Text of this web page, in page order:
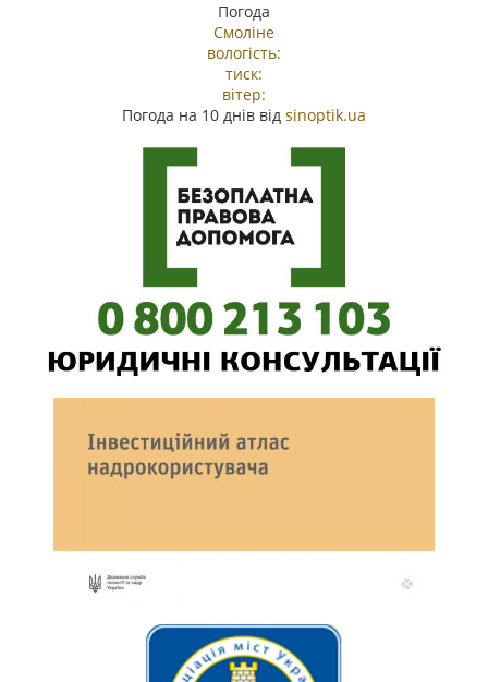
Погода
Смоліне
вологість:
тиск:
вітер:
Погода на 10 днів від sinoptik.ua